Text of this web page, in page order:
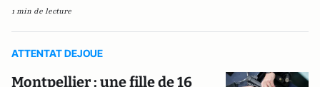
1 min de lecture
ATTENTAT DEJOUE
Montpellier : une fille de 16